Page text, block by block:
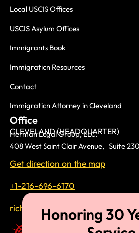
Local USCIS Offices
USCIS Asylum Offices
Immigrants Book
Immigration Resources
Contact
Immigration Attorney in Cleveland
Office
CLEVELAND (HEADQUARTER)
Herman Legal Group, LLC.
408 West Saint Clair Avenue, Suite
Get direction on the map
+1-216-696-6170
richardtmherman@gmail.com